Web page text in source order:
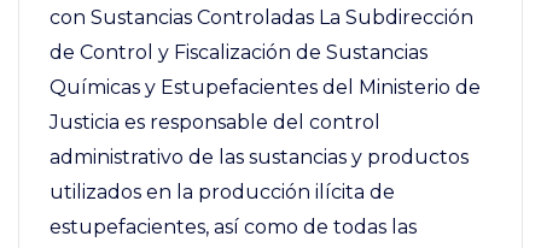
con Sustancias Controladas La Subdirección
de Control y Fiscalización de Sustancias
Químicas y Estupefacientes del Ministerio de
Justicia es responsable del control
administrativo de las sustancias y productos
utilizados en la producción ilícita de
estupefacientes, así como de todas las